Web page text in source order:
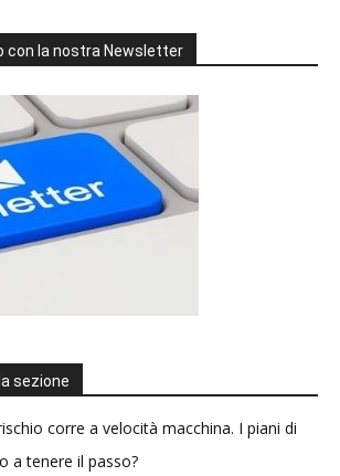
con la nostra Newsletter
sezione
corre a velocità macchina. I piani di
a tenere il passo?